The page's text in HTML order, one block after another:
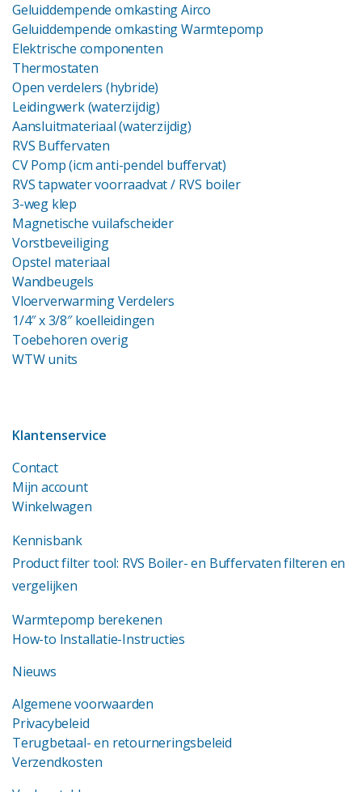
Geluiddempende omkasting Airco
Geluiddempende omkasting Warmtepomp
Elektrische componenten
Thermostaten
Open verdelers (hybride)
Leidingwerk (waterzijdig)
Aansluitmateriaal (waterzijdig)
RVS Buffervaten
CV Pomp (icm anti-pendel buffervat)
RVS tapwater voorraadvat/ RVS boiler
3-weg klep
Magnetische vuilafscheider
Vorstbeveiliging
Opstel materiaal
Wandbeugels
Vloerverwarming Verdelers
1/4″ x 3/8″ koelleidingen
Toebehoren overig
WTW units
Klantenservice
Contact
Mijn account
Winkelwagen
Kennisbank
Product filter tool: RVS Boiler- en Buffervaten filteren en
vergelijken
Warmtepomp berekenen
How-to Installatie-Instructies
Nieuws
Algemene voorwaarden
Privacybeleid
Terugbetaal- en retourneringsbeleid
Verzendkosten